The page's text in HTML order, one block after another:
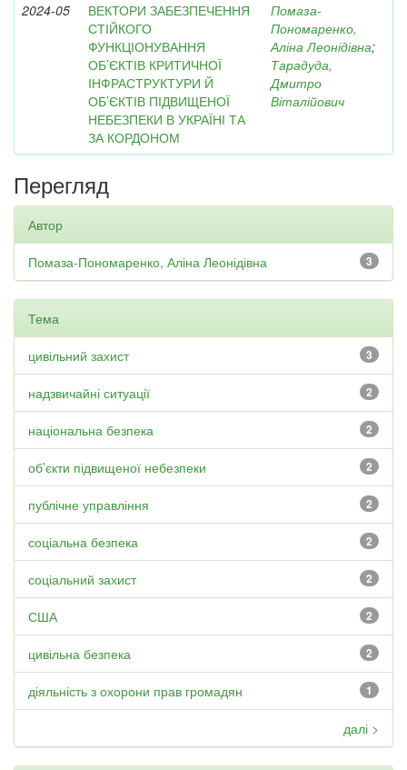
2024-05
ВЕКТОРИ ЗАБЕЗПЕЧЕННЯ
СТІЙКОГО
ФУНКЦІОНУВАННЯ
ОБ’ЄКТІВ КРИТИЧНОЇ
ІНФРАСТРУКТУРИ Й
ОБ’ЄКТІВ ПІДВИЩЕНОЇ
НЕБЕЗПЕКИ В УКРАЇНІ ТА
ЗА КОРДОНОМ
Помаза-
Пономаренко,
Аліна Леонідівна;
Тарадуда,
Дмитро
Віталійович
Перегляд
Автор
3
Помаза-Пономаренко, Аліна Леонідівна
Тема
3
цивільний захист
2
надзвичайні ситуації
2
національна безпека
2
об’єкти підвищеної небезпеки
2
публічне управління
2
соціальна безпека
2
соціальний захист
2
США
2
цивільна безпека
1
діяльність з охорони прав громадян
далі >